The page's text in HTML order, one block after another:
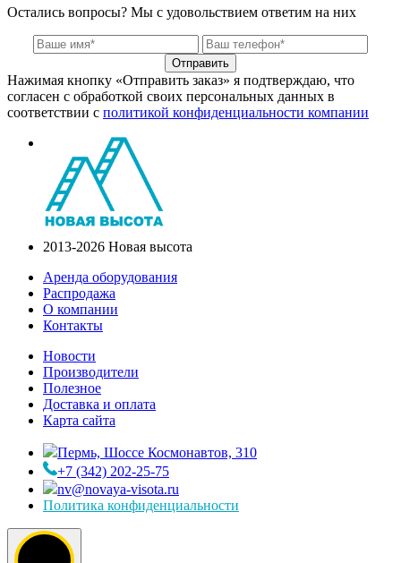
Остались вопросы? Мы с удовольствием ответим на них
Отправить
Нажимая кнопку «Отправить заказ» я подтверждаю, что
согласен с обработкой своих персональных данных в
соответствии с политикой конфиденциальности компании
2013-2026 Новая высота
Аренда оборудования
Распродажа
О компании
Контакты
Новости
Производители
Полезное
Доставка и оплата
Карта сайта
Пермь, Шоссе Космонавтов, 310
+7 (342) 202-25-75
nv@novaya-visota.ru
Политика конфиденциальности